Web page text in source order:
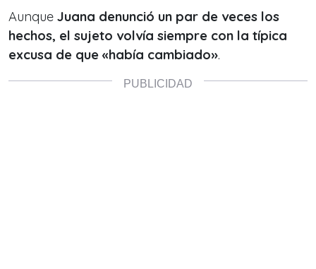
Aunque Juana denunció un par de veces los
hechos, el sujeto volvía siempre con la típica
excusa de que «había cambiado».